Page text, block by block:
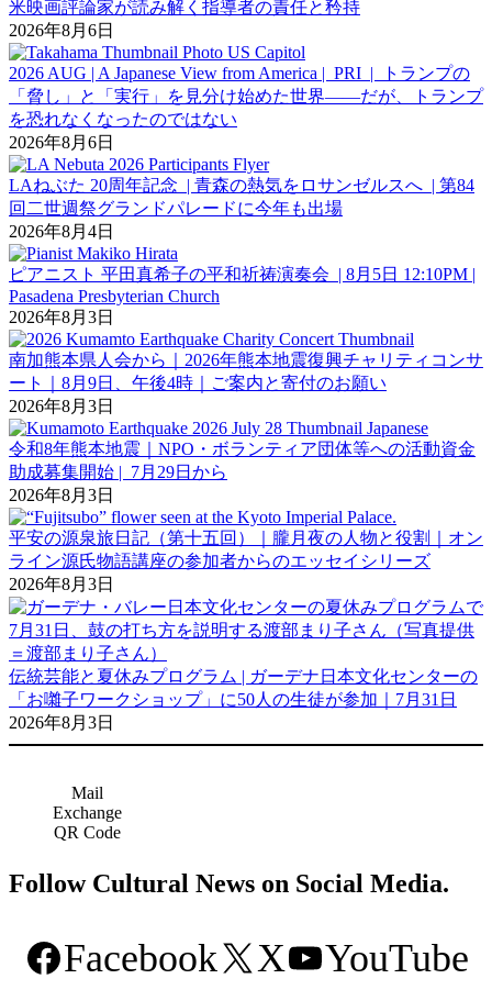
米映画評論家が読み解く指導者の責任と矜持
2026年8月6日
2026 AUG | A Japanese View from America | PRI | トランプの
「脅し」と「実行」を見分け始めた世界――だが、トランプ
を恐れなくなったのではない
2026年8月6日
LAねぶた 20周年記念 | 青森の熱気をロサンゼルスへ | 第84
回二世週祭グランドパレードに今年も出場
2026年8月4日
ピアニスト 平田真希子の平和祈祷演奏会 | 8月5日 12:10PM |
Pasadena Presbyterian Church
2026年8月3日
南加熊本県人会から｜2026年熊本地震復興チャリティコンサ
ート｜8月9日、午後4時｜ご案内と寄付のお願い
2026年8月3日
令和8年熊本地震｜NPO・ボランティア団体等への活動資金
助成募集開始 | 7月29日から
2026年8月3日
平安の源泉旅日記（第十五回）｜朧月夜の人物と役割｜オン
ライン源氏物語講座の参加者からのエッセイシリーズ
2026年8月3日
伝統芸能と夏休みプログラム | ガーデナ日本文化センターの
「お囃子ワークショップ」に50人の生徒が参加｜7月31日
2026年8月3日
Mail
Exchange
QR Code
Follow Cultural News on Social Media.
Facebook X YouTube